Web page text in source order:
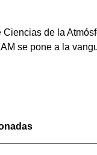
Ciencias de la
se pone a la